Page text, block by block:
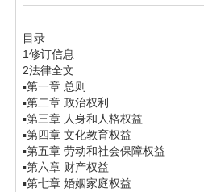
目录
1修订信息
2法律全文
▪第一章 总则
▪第二章 政治权利
▪第三章 人身和人格权益
▪第四章 文化教育权益
▪第五章 劳动和社会保障权益
▪第六章 财产权益
▪第七章 婚姻家庭权益